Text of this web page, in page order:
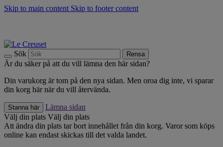
Skip to main content Skip to footer content
Sök Rensa
Är du säker på att du vill lämna den här sidan?
Din varukorg är tom på den nya sidan. Men oroa dig inte, vi sparar
din korg här när du vill återvända.
Stanna här
Lämna sidan
Välj din plats Välj din plats
Att ändra din plats tar bort innehållet från din korg. Varor som köps
online kan endast skickas till det valda landet.